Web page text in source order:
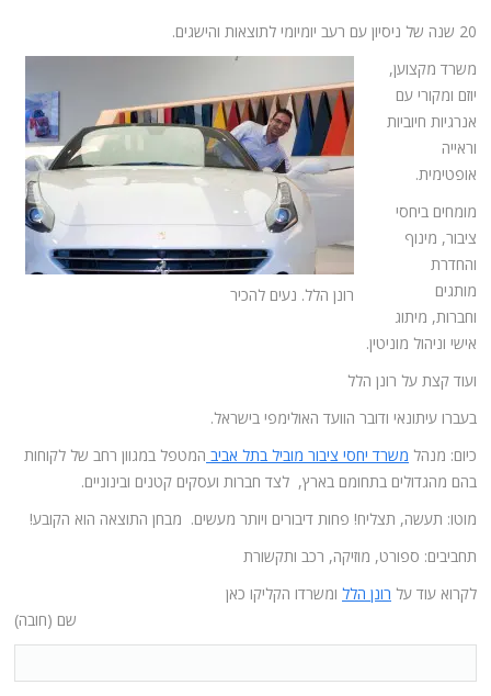
20 שנה של ניסיון עם רעב יומיומי לתוצאות והישגים.
רונן הלל. נעים להכיר
משרד מקצוען,
יוזם ומקורי עם
אנרגיות חיוביות
וראייה
אופטימית.
מומחים ביחסי
ציבור, מינוף
והחדרת
מותגים
וחברות, מיתוג
אישי וניהול מוניטין.
ועוד קצת על רונן הלל
בעברו עיתונאי ודובר הוועד האולימפי בישראל.
כיום: מנהל משרד יחסי ציבור מוביל בתל אביב המטפל במגוון רחב של לקוחות
בהם מהגדולים בתחומם בארץ, לצד חברות ועסקים קטנים ובינוניים.
מוטו: תעשה, תצליח! פחות דיבורים ויותר מעשים. מבחן התוצאה הוא הקובע!
תחביבים: ספורט, מוזיקה, רכב ותקשורת
לקרוא עוד על רונן הלל ומשרדו הקליקו כאן
שם (חובה)